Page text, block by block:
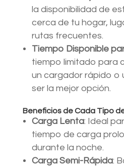
la disponibilidad de
cerca de tu hogar,
rutas frecuentes.
Tiempo Disponible
tiempo limitado para
un cargador rápido o
ser la mejor opción.
Beneficios de Cada Tipo
Carga Lenta: Ideal
tiempo de carga
durante la noche.
Carga Semi-Rápida: